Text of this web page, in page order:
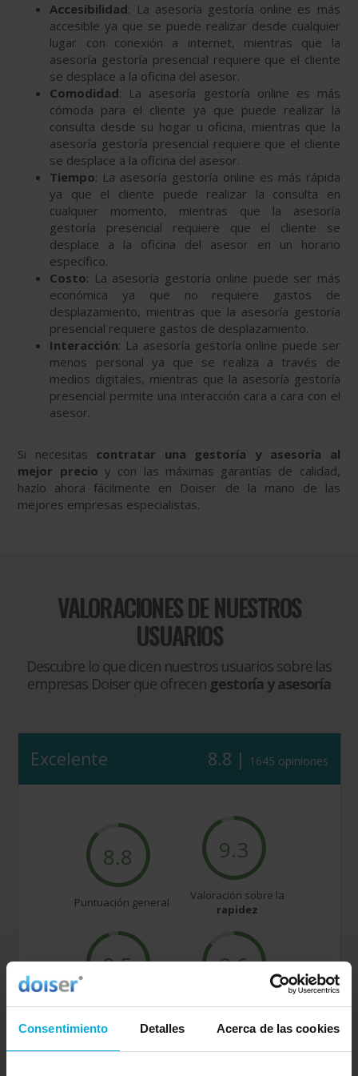
Consentimiento Detalles Acerca de las cookies
Accesibilidad: La asesoría gestoría online es más
accesible ya que se puede realizar desde cualquier
lugar con conexión a internet, mientras que la
asesoría gestoría presencial requiere que el cliente
se desplace a la oficina del asesor.
Comodidad: La asesoría gestoría online es más
cómoda para el cliente ya que puede realizar la
consulta desde su hogar u oficina, mientras que la
asesoría gestoría presencial requiere que el cliente
se desplace a la oficina del asesor.
Tiempo: La asesoría gestoría online es más rápida
ya que el cliente puede realizar la consulta en
cualquier momento, mientras que la asesoría
gestoría presencial requiere que el cliente se
desplace a la oficina del asesor en un horario
específico.
Costo: La asesoría gestoría online puede ser más
económica ya que no requiere gastos de
desplazamiento, mientras que la asesoría gestoría
presencial requiere gastos de desplazamiento.
Interacción: La asesoría gestoría online puede ser
menos personal ya que se realiza a través de
medios digitales, mientras que la asesoría gestoría
presencial permite una interacción cara a cara con el
asesor.
Si necesitas contratar una gestoría y asesoría al
mejor precio y con las máximas garantías de calidad,
hazlo ahora fácilmente en Doiser de la mano de las
mejores empresas especialistas.
VALORACIONES DE NUESTROS
USUARIOS
Descubre lo que dicen nuestros usuarios sobre las
empresas Doiser que ofrecen gestoría y asesoría
Excelente 8.8 | 1645 opiniones
8.8
Puntuación general
9.3
Valoración sobre la
rapidez
9.5
Valoración sobre la
amabilidad
8.6
Valoración sobre la
calidad/precio